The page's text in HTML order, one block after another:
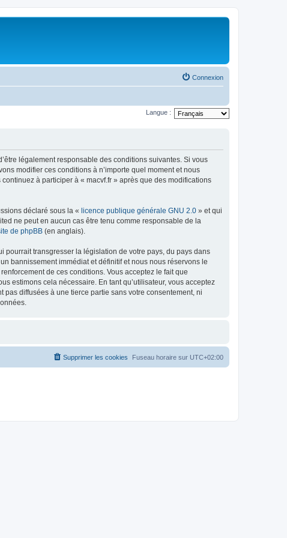
Connexion
Langue :
légalement responsable des conditions suivantes. Si vous
modifier ces conditions à n’importe quel moment et nous
à participer à « macvf.fr » après que des modifications
déclaré sous la « licence publique générale GNU 2.0 » et qui
ne peut en aucun cas être tenu comme responsable de la
de phpBB (en anglais).
pourrait transgresser la législation de votre pays, du pays dans
bannissement immédiat et définitif et nous nous réservons le
de ces conditions. Vous acceptez le fait que
estimons cela nécessaire. En tant qu’utilisateur, vous acceptez
diffusées à une tierce partie sans votre consentement, ni
Fuseau horaire sur UTC+02:00
Supprimer les cookies